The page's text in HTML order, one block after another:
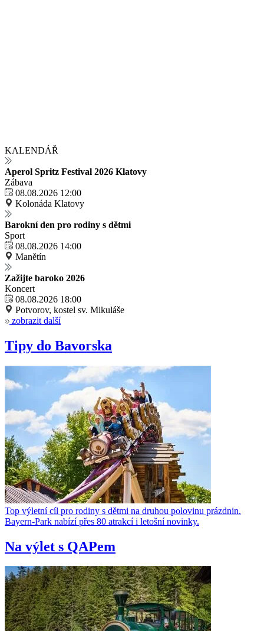
KALENDÁŘ
Aperol Spritz Festival 2026 Klatovy
Zábava
08.08.2026 12:00
Kolonáda Klatovy
Barokní den pro rodiny s dětmi
Sport
08.08.2026 14:00
Manětín
Zažijte baroko 2026
Koncert
08.08.2026 18:00
Potvorov, kostel sv. Mikuláše
zobrazit další
Tipy do Bavorska
Top výletní cíl pro rodiny s dětmi na druhou polovinu prázdnin.
Bayern-Park nabízí přes 80 atrakcí i letošní novinky.
Na výlet s QAPem